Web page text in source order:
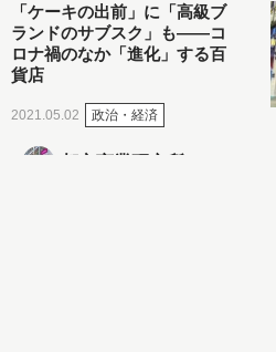
「ケーキの出前」に「高級ブ
ランドのサブスク」も――コ
ロナ禍のなか「進化」する百
貨店
2021.05.02 政治・経済